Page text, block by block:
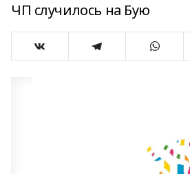
ЧП случилось на Бую